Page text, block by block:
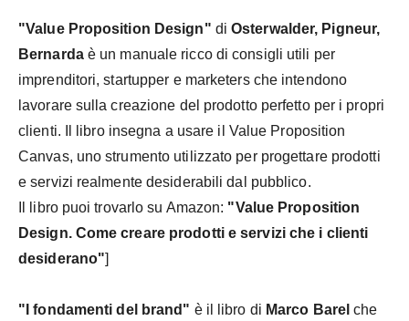
"Value Proposition Design" diOsterwalder, Pigneur,
Bernardaè un manuale ricco di consigli utili per
imprenditori, startupper e marketers che intendono
lavorare sulla creazione del prodotto perfetto per i propri
clienti. Il libro insegna a usare il Value Proposition
Canvas, uno strumento utilizzato per progettare prodotti
e servizi realmente desiderabili dal pubblico.
Il libro puoi trovarlo su Amazon: "Value Proposition
Design. Come creare prodotti e servizi che i clienti
desiderano"]
"I fondamenti del brand" è il libro di Marco Barel che